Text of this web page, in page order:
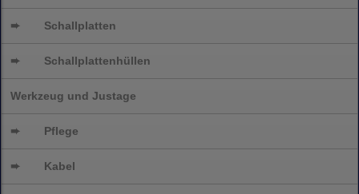
➨ Schallplatten
➨ Schallplattenhüllen
Werkzeug und Justage
➨ Pflege
➨ Kabel